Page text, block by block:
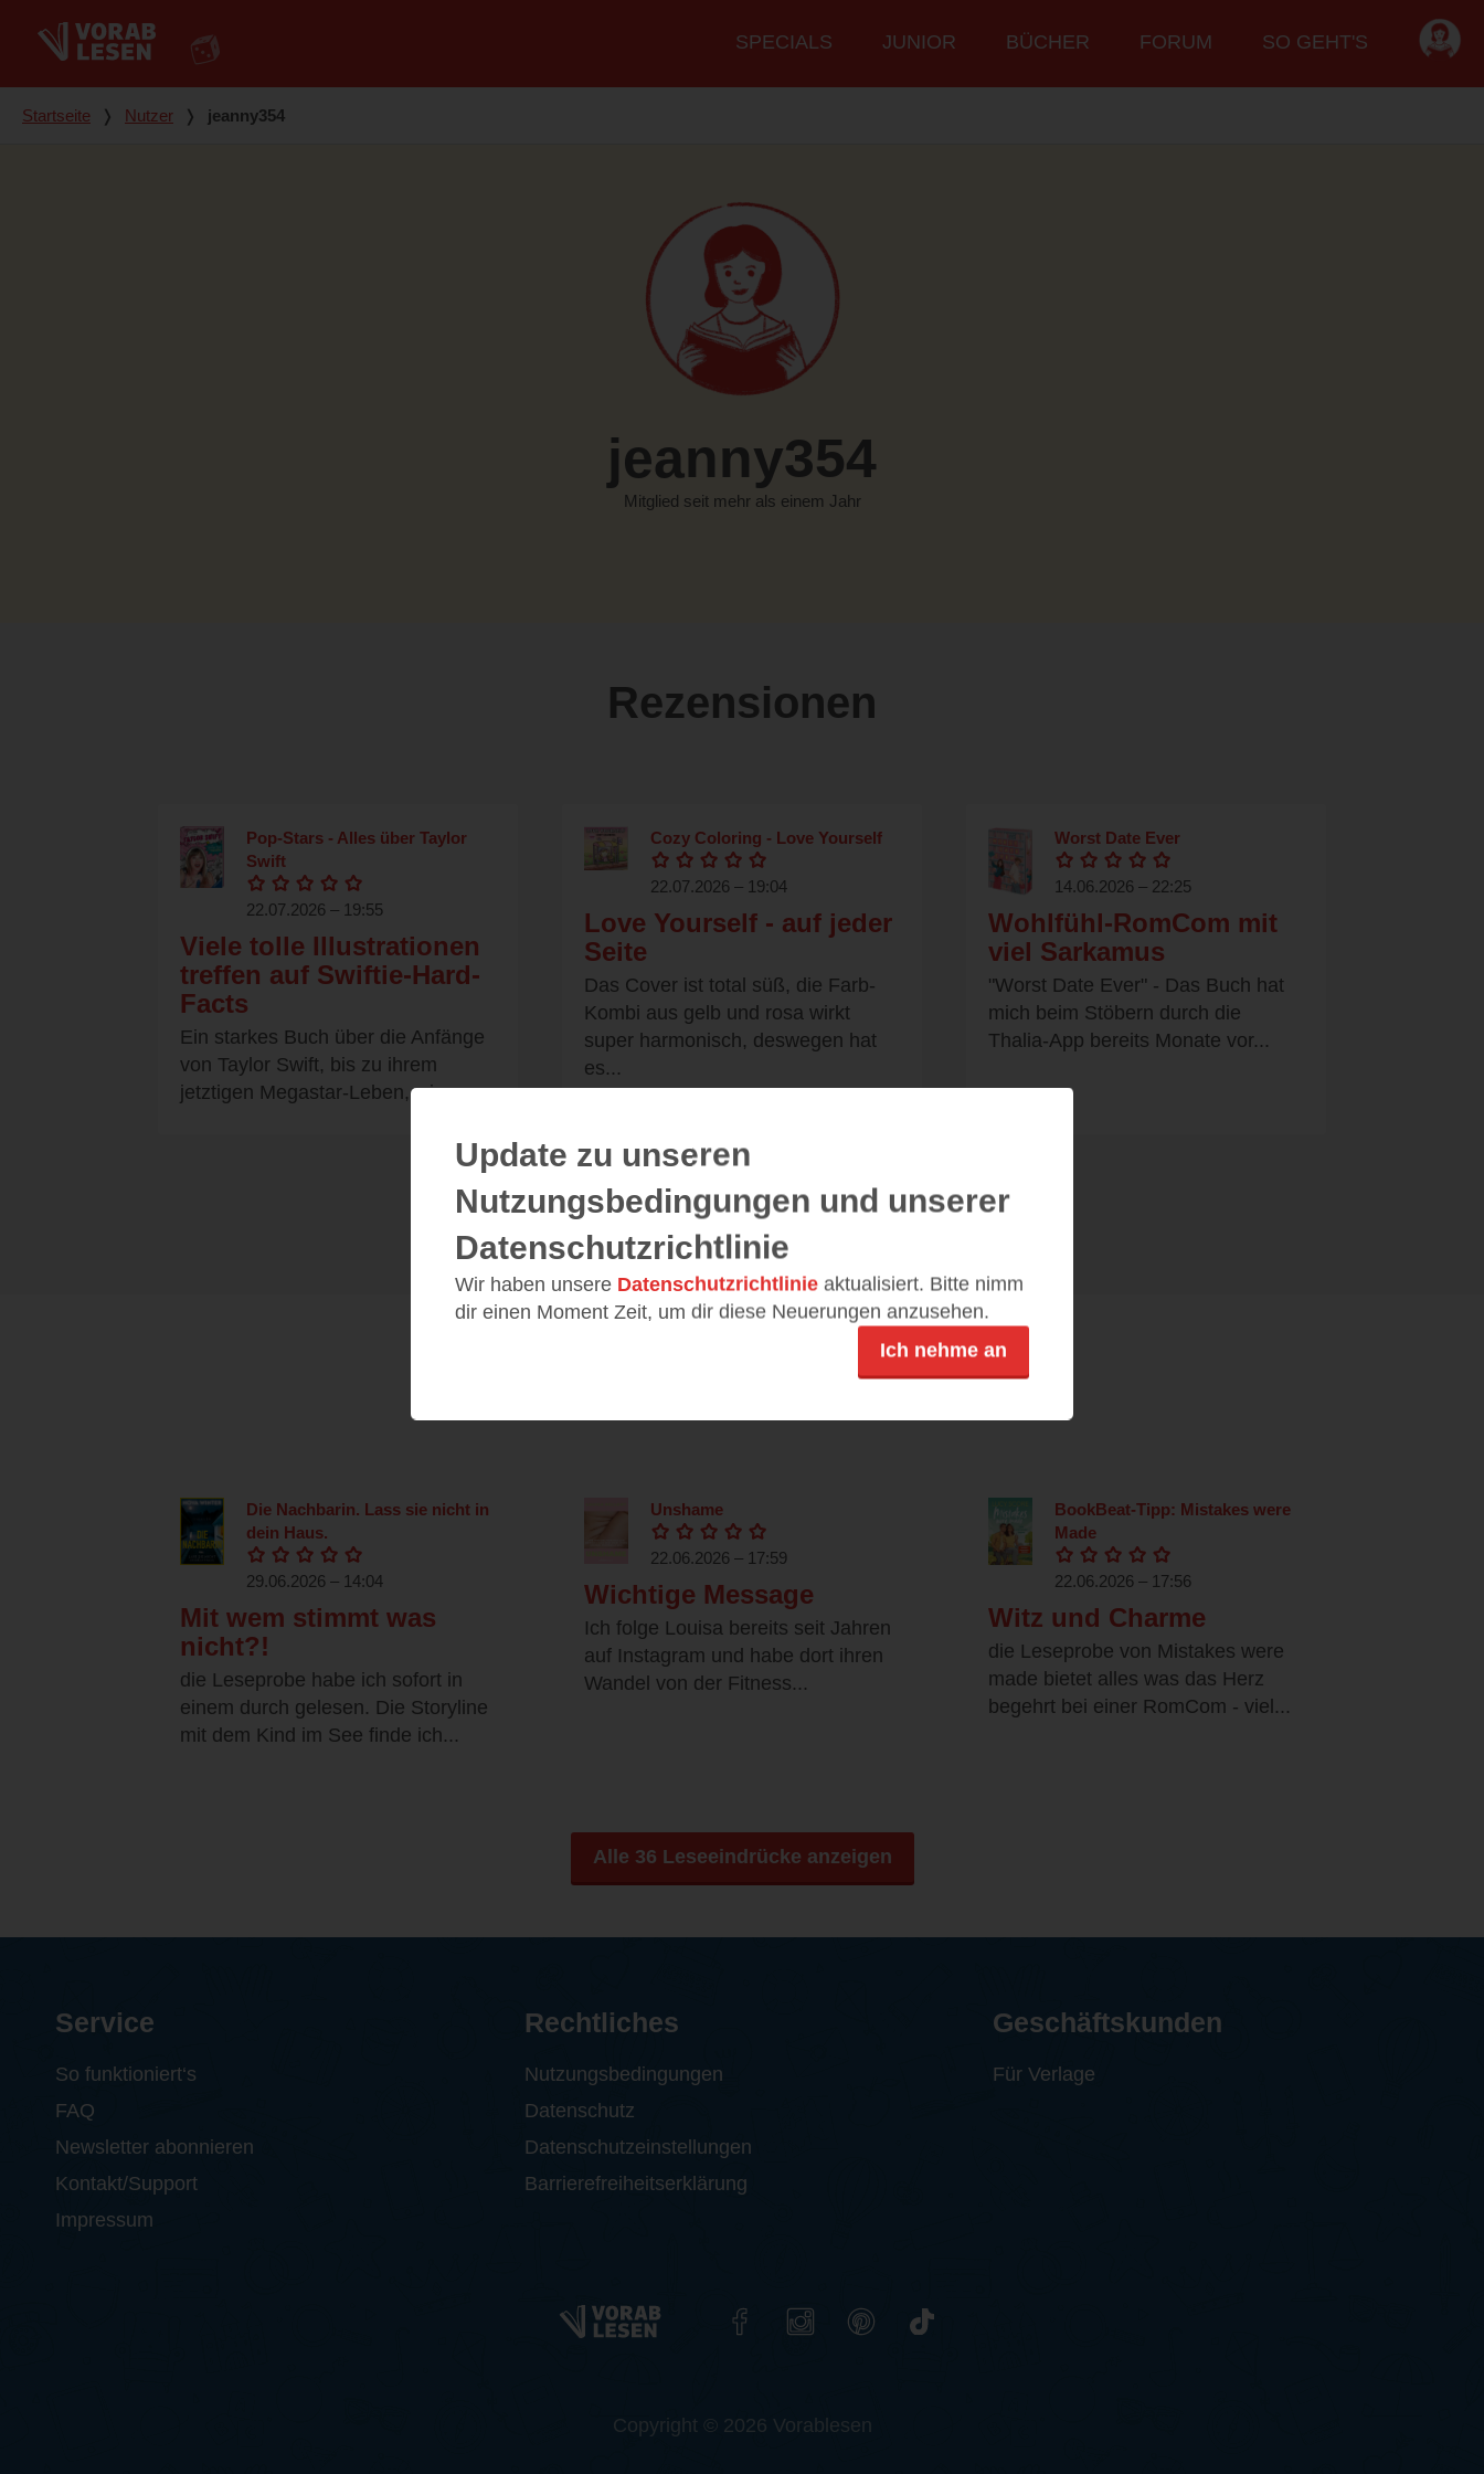
Hauptmenü
SPECIALS JUNIOR BÜCHER FORUM SO GEHT'S
Du bist hier
Startseite ❭ Nutzer ❭ jeanny354
jeanny354
Mitglied seit mehr als einem Jahr
Rezensionen
Pop-Stars - Alles über Taylor
Swift
22.07.2026 – 19:55
Viele tolle Illustrationen
treffen auf Swiftie-Hard-
Facts
Ein starkes Buch über die Anfänge
von Taylor Swift, bis zu ihrem
jetztigen Megastar-Leben, wie...
Cozy Coloring - Love Yourself
22.07.2026 – 19:04
Love Yourself - auf jeder
Seite
Das Cover ist total süß, die Farb-
Kombi aus gelb und rosa wirkt
super harmonisch, deswegen hat
es...
Worst Date Ever
14.06.2026 – 22:25
Wohlfühl-RomCom mit
viel Sarkamus
"Worst Date Ever" - Das Buch hat
mich beim Stöbern durch die
Thalia-App bereits Monate vor...
Alle 11 Rezensionen anzeigen
Leseeindrücke
Die Nachbarin. Lass sie nicht in
dein Haus.
29.06.2026 – 14:04
Mit wem stimmt was
nicht?!
die Leseprobe habe ich sofort in
einem durch gelesen. Die Storyline
mit dem Kind im See finde ich...
Unshame
22.06.2026 – 17:59
Wichtige Message
Ich folge Louisa bereits seit Jahren
auf Instagram und habe dort ihren
Wandel von der Fitness...
BookBeat-Tipp: Mistakes were
Made
22.06.2026 – 17:56
Witz und Charme
die Leseprobe von Mistakes were
made bietet alles was das Herz
begehrt bei einer RomCom - viel...
Alle 36 Leseeindrücke anzeigen
Update zu unseren
Nutzungsbedingungen und unserer
Datenschutzrichtlinie
Wir haben unsere Datenschutzrichtlinie aktualisiert. Bitte nimm
dir einen Moment Zeit, um dir diese Neuerungen anzusehen.
Ich nehme an
Service
So funktioniert‘s
FAQ
Newsletter abonnieren
Kontakt/Support
Impressum
Rechtliches
Nutzungsbedingungen
Datenschutz
Datenschutzeinstellungen
Barrierefreiheitserklärung
Geschäftskunden
Für Verlage
Copyright © 2026 Vorablesen